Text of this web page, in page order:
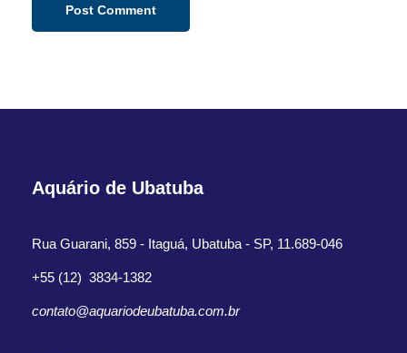
Aquário de Ubatuba
Rua Guarani, 859 - Itaguá, Ubatuba - SP, 11.689-046
+55 (12) 3834-1382
contato@aquariodeubatuba.com.br